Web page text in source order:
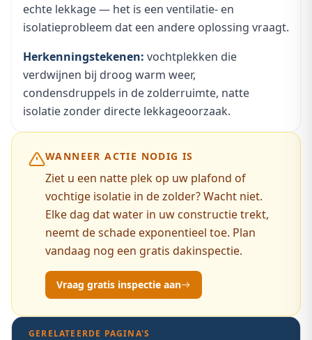
echte lekkage — het is een ventilatie- en
isolatieprobleem dat een andere oplossing vraagt.
Herkenningstekenen: vochtplekken die
verdwijnen bij droog warm weer,
condensdruppels in de zolderruimte, natte
isolatie zonder directe lekkageoorzaak.
WANNEER ACTIE NODIG IS
Ziet u een natte plek op uw plafond of
vochtige isolatie in de zolder? Wacht niet.
Elke dag dat water in uw constructie trekt,
neemt de schade exponentieel toe. Plan
vandaag nog een gratis dakinspectie.
Vraag gratis inspectie aan
GERELATEERDE PAGINA'S